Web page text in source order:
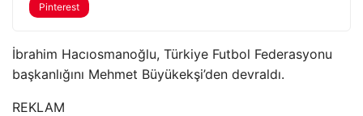
Pinterest
İbrahim Hacıosmanoğlu, Türkiye Futbol Federasyonu
başkanlığını Mehmet Büyükekşi’den devraldı.
REKLAM